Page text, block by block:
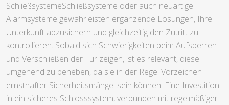
SchließsystemeSchließsysteme oder auch neuartige
Alarmsysteme gewährleisten ergänzende Lösungen, Ihre
Unterkunft abzusichern und gleichzeitig den Zutritt zu
kontrollieren. Sobald sich Schwierigkeiten beim Aufsperren
und Verschließen der Tür zeigen, ist es relevant, diese
umgehend zu beheben, da sie in der Regel Vorzeichen
ernsthafter Sicherheitsmängel sein können. Eine Investition
in ein sicheres Schlosssystem, verbunden mit regelmäßiger